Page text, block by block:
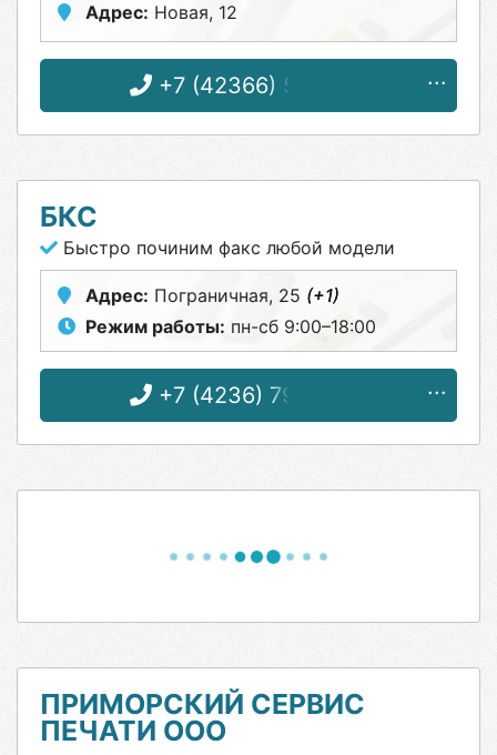
Адрес: Новая, 12
+7 (42366) 5-16-32
БКС
Быстро починим факс любой модели
Адрес: Пограничная, 25 (+1)
Режим работы: пн-сб 9:00–18:00
+7 (4236) 79-70-75
ПРИМОРСКИЙ СЕРВИС
ПЕЧАТИ ООО